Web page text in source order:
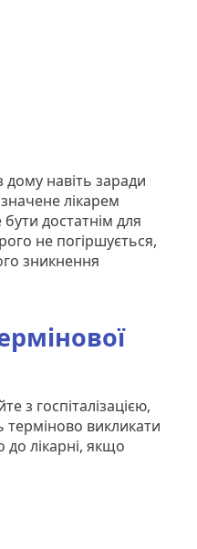
навіть заради
лікарем
достатнім для
не погіршується,
зникнення
з госпіталізацією,
терміново викликати
лікарні, якщо